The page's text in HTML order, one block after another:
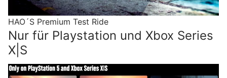
HAO´S Premium Test Ride
Nur für Playstation und Xbox Series
X|S